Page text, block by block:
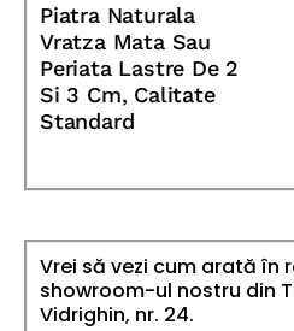
Piatra Naturala
Vratza Mata Sau
Periata Lastre De 2
Si 3 Cm, Calitate
Standard
Vrei să vezi cum arată în
showroom-ul nostru din
Vidrighin, nr. 24.